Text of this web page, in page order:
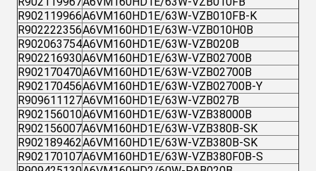
R902119966A6VM160HD1E/63W-VZB010FB-K
R902222356A6VM160HD1E/63W-VZB010H0B
R902063754A6VM160HD1E/63W-VZB020B
R902216930A6VM160HD1E/63W-VZB02700B
R902170470A6VM160HD1E/63W-VZB02700B
R902170456A6VM160HD1E/63W-VZB02700B-Y
R909611127A6VM160HD1E/63W-VZB027B
R902156010A6VM160HD1E/63W-VZB38000B
R902156007A6VM160HD1E/63W-VZB380B-SK
R902189462A6VM160HD1E/63W-VZB380B-SK
R902170107A6VM160HD1E/63W-VZB380F0B-S